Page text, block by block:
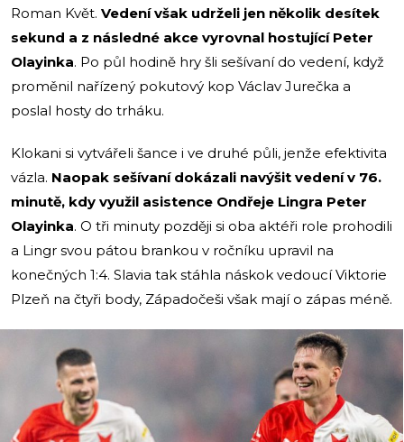
Roman Květ. Vedení však udrželi jen několik desítek
sekund a z následné akce vyrovnal hostující Peter
Olayinka. Po půl hodině hry šli sešívaní do vedení, když
proměnil nařízený pokutový kop Václav Jurečka a
poslal hosty do trháku.
Klokani si vytvářeli šance i ve druhé půli, jenže efektivita
vázla. Naopak sešívaní dokázali navýšit vedení v 76.
minutě, kdy využil asistence Ondřeje Lingra Peter
Olayinka. O tři minuty později si oba aktéři role prohodili
a Lingr svou pátou brankou v ročníku upravil na
konečných 1:4. Slavia tak stáhla náskok vedoucí Viktorie
Plzeň na čtyři body, Západočeši však mají o zápas méně.